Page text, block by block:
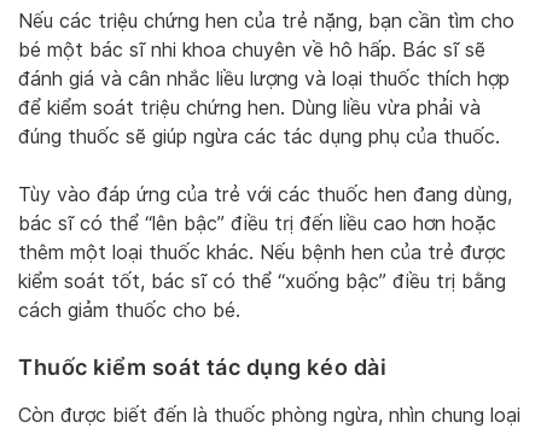
Nếu các triệu chứng hen của trẻ nặng, bạn cần tìm cho
bé một bác sĩ nhi khoa chuyên về hô hấp. Bác sĩ sẽ
đánh giá và cân nhắc liều lượng và loại thuốc thích hợp
để kiểm soát triệu chứng hen. Dùng liều vừa phải và
đúng thuốc sẽ giúp ngừa các tác dụng phụ của thuốc.
Tùy vào đáp ứng của trẻ với các thuốc hen đang dùng,
bác sĩ có thể “lên bậc” điều trị đến liều cao hơn hoặc
thêm một loại thuốc khác. Nếu bệnh hen của trẻ được
kiểm soát tốt, bác sĩ có thể “xuống bậc” điều trị bằng
cách giảm thuốc cho bé.
Thuốc kiểm soát tác dụng kéo dài
Còn được biết đến là thuốc phòng ngừa, nhìn chung loại